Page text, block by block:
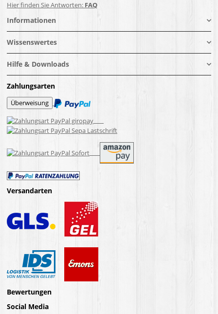
Hier finden Sie Antworten: FAQ
Informationen
Wissenswertes
Hilfe & Downloads
Zahlungsarten
Versandarten
Bewertungen
Social Media